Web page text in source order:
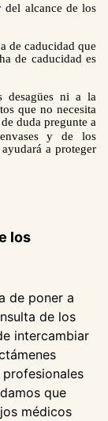
del alcance de los
de caducidad que
de caducidad es
desagües ni a la
que no necesita
duda pregunte a
y de los
a proteger
los
de poner a
de los
intercambiar
que
médicos